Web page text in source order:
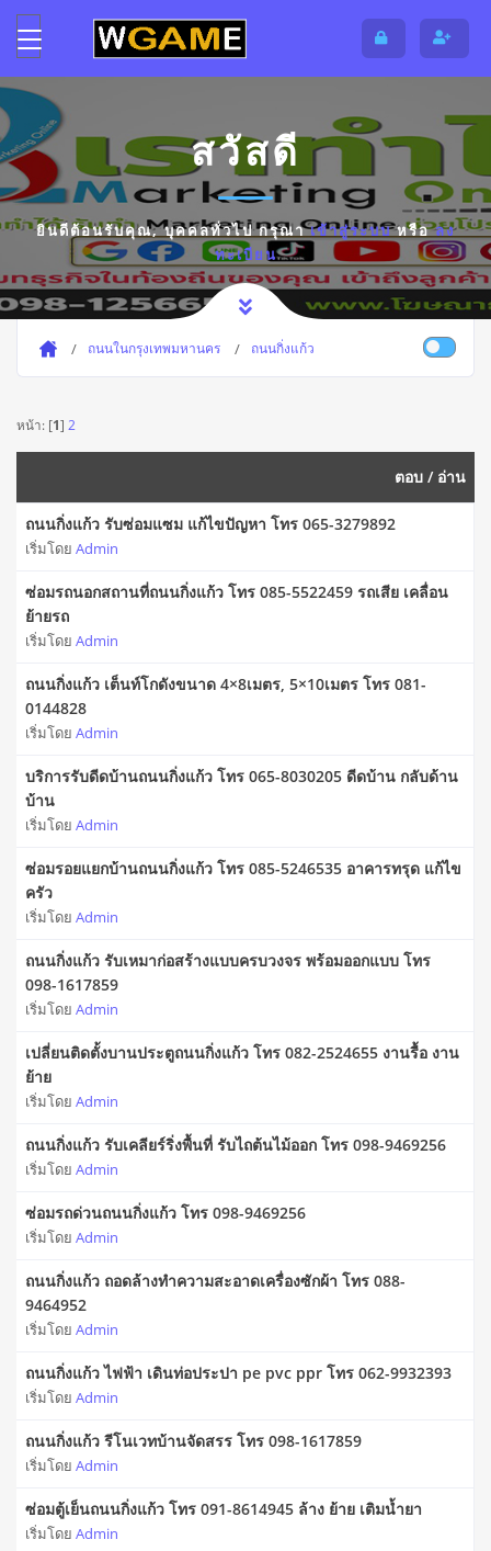
สวัสดี
ยินดีต้อนรับคุณ,บุคคลทั่วไปกรุณาเข้าสู่ระบบหรือลง
ทะเบียน
ถนนในกรุงเทพมหานคร ถนนกิ่งแก้ว
หน้า: [1] 2
ตอบ / อ่าน
ถนนกิ่งแก้ว รับซ่อมแซม แก้ไขปัญหา โทร 065-3279892
เริ่มโดย Admin
ซ่อมรถนอกสถานที่ถนนกิ่งแก้ว โทร 085-5522459 รถเสีย เคลื่อน
ย้ายรถ
เริ่มโดย Admin
ถนนกิ่งแก้ว เต็นท์โกดังขนาด 4×8เมตร, 5×10เมตร โทร 081-
0144828
เริ่มโดย Admin
บริการรับดีดบ้านถนนกิ่งแก้ว โทร 065-8030205 ดีดบ้าน กลับด้าน
บ้าน
เริ่มโดย Admin
ซ่อมรอยแยกบ้านถนนกิ่งแก้ว โทร 085-5246535 อาคารทรุด แก้ไข
ครัว
เริ่มโดย Admin
ถนนกิ่งแก้ว รับเหมาก่อสร้างแบบครบวงจร พร้อมออกแบบ โทร
098-1617859
เริ่มโดย Admin
เปลี่ยนติดตั้งบานประตูถนนกิ่งแก้ว โทร 082-2524655 งานรื้อ งาน
ย้าย
เริ่มโดย Admin
ถนนกิ่งแก้ว รับเคลียร์ริ่งพื้นที่ รับไถต้นไม้ออก โทร 098-9469256
เริ่มโดย Admin
ซ่อมรถด่วนถนนกิ่งแก้ว โทร 098-9469256
เริ่มโดย Admin
ถนนกิ่งแก้ว ถอดล้างทำความสะอาดเครื่องซักผ้า โทร 088-
9464952
เริ่มโดย Admin
ถนนกิ่งแก้ว ไฟฟ้า เดินท่อประปา pe pvc ppr โทร 062-9932393
เริ่มโดย Admin
ถนนกิ่งแก้ว รีโนเวทบ้านจัดสรร โทร 098-1617859
เริ่มโดย Admin
ซ่อมตู้เย็นถนนกิ่งแก้ว โทร 091-8614945 ล้าง ย้าย เติมน้ำยา
เริ่มโดย Admin